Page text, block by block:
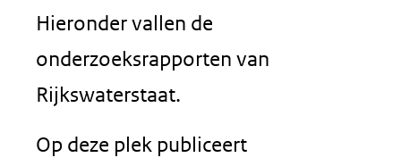
Hieronder vallen de
onderzoeksrapporten van
Rijkswaterstaat.
Op deze plek publiceert